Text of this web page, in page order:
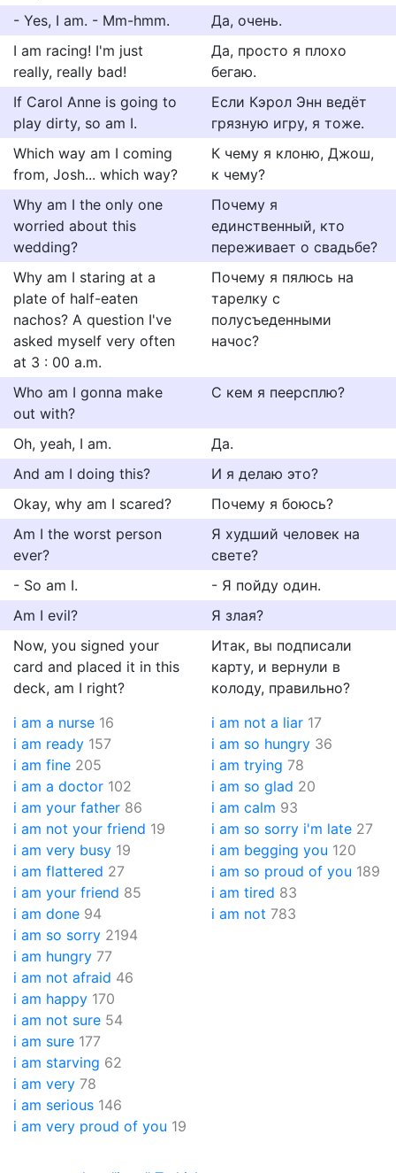
- Yes, I am. - Mm-hmm.
Да, очень.
I am racing! I'm just
really, really bad!
Да, просто я плохо
бегаю.
If Carol Anne is going to
play dirty, so am I.
Если Кэрол Энн ведёт
грязную игру, я тоже.
Which way am I coming
from, Josh... which way?
К чему я клоню, Джош,
к чему?
Why am I the only one
worried about this
wedding?
Почему я
единственный, кто
переживает о свадьбе?
Why am I staring at a
plate of half-eaten
nachos? A question I've
asked myself very often
at 3 : 00 a.m.
Почему я пялюсь на
тарелку с
полусъеденными
начос?
Who am I gonna make
out with?
С кем я пеерсплю?
Oh, yeah, I am.
Да.
And am I doing this?
И я делаю это?
Okay, why am I scared?
Почему я боюсь?
Am I the worst person
ever?
Я худший человек на
свете?
- So am I.
- Я пойду один.
Am I evil?
Я злая?
Now, you signed your
card and placed it in this
deck, am I right?
Итак, вы подписали
карту, и вернули в
колоду, правильно?
i am a nurse 16
i am ready 157
i am fine 205
i am a doctor 102
i am your father 86
i am not your friend 19
i am very busy 19
i am flattered 27
i am your friend 85
i am done 94
i am not a liar 17
i am so hungry 36
i am trying 78
i am so glad 20
i am calm 93
i am so sorry i'm late 27
i am begging you 120
i am so proud of you 189
i am tired 83
i am not 783
i am so sorry 2194
i am hungry 77
i am not afraid 46
i am happy 170
i am not sure 54
i am sure 177
i am starving 62
i am very 78
i am serious 146
i am very proud of you 19